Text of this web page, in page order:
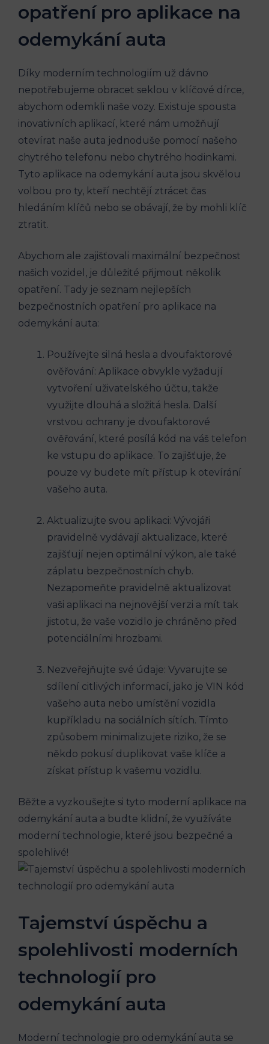
opatření pro aplikace na
odemykání auta
Díky moderním technologiím už dávno
nepotřebujeme obracet seklou v klíčové dírce,
abychom odemkli naše vozy. Existuje spousta
inovativních aplikací, které nám umožňují
otevírat naše auta jednoduše pomocí našeho
chytrého telefonu nebo chytrého hodinkami.
Tyto aplikace na odemykání auta jsou skvělou
volbou pro ty, kteří nechtějí ztrácet čas
hledáním klíčů nebo se obávají, že by mohli klíč
ztratit.
Abychom ale zajišťovali maximální bezpečnost
našich vozidel, je důležité přijmout několik
opatření. Tady je seznam nejlepších
bezpečnostních opatření pro aplikace na
odemykání auta:
Používejte silná hesla a dvoufaktorové
ověřování: Aplikace obvykle vyžadují
vytvoření uživatelského účtu, takže
využijte dlouhá a složitá hesla. Další
vrstvou ochrany je dvoufaktorové
ověřování, které posílá kód na váš telefon
ke vstupu do aplikace. To zajišťuje, že
pouze vy budete mít přístup k otevírání
vašeho auta.
Aktualizujte svou aplikaci: Vývojáři
pravidelně vydávají aktualizace, které
zajišťují nejen optimální výkon, ale také
záplatu bezpečnostních chyb.
Nezapomeňte pravidelně aktualizovat
vaši aplikaci na nejnovější verzi a mít tak
jistotu, že vaše vozidlo je chráněno před
potenciálními hrozbami.
Nezveřejňujte své údaje: Vyvarujte se
sdílení citlivých informací, jako je VIN kód
vašeho auta nebo umístění vozidla
kupříkladu na sociálních sítích. Tímto
způsobem minimalizujete riziko, že se
někdo pokusí duplikovat vaše klíče a
získat přístup k vašemu vozidlu.
Běžte a vyzkoušejte si tyto moderní aplikace na
odemykání auta a budte klidní, že využíváte
moderní technologie, které jsou bezpečné a
spolehlivé!
Tajemství úspěchu a
spolehlivosti moderních
technologií pro
odemykání auta
Moderní technologie pro odemykání auta se